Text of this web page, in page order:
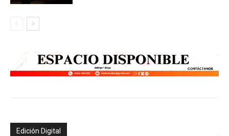
Edición Digital